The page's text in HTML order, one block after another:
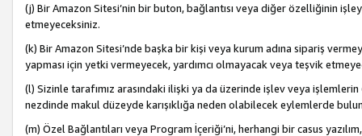
(j) Bir Amazon Sitesi’nin bir buton, bağlantısı veya diğer özelliğinin
etmeyeceksiniz.
(k) Bir Amazon Sitesi’nde başka bir kişi veya kurum adına sipariş
yapması için yetki vermeyecek, yardımcı olmayacak veya teşvik
(l) Sizinle tarafımız arasındaki ilişki ya da üzerinde işlev veya
nezdinde makul düzeyde karışıklığa neden olabilecek eylemlerde
(m) Özel Bağlantıları veya Program İçeriği’ni, herhangi bir casus